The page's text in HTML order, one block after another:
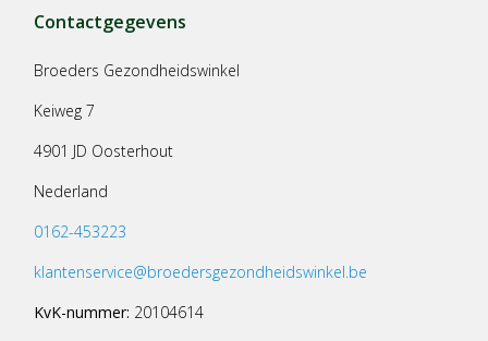
Contactgegevens
Broeders Gezondheidswinkel
Keiweg 7
4901 JD Oosterhout
Nederland
0162-453223
klantenservice@broedersgezondheidswinkel.be
KvK-nummer: 20104614